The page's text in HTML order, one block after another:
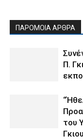
ΠΑΡΟΜΟΙΑ ΑΡΘΡΑ
Π.
του